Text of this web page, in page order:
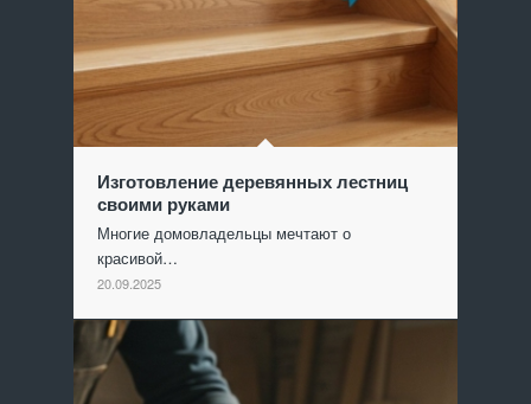
Изготовление деревянных лестниц
своими руками
Многие домовладельцы мечтают о
красивой…
20.09.2025